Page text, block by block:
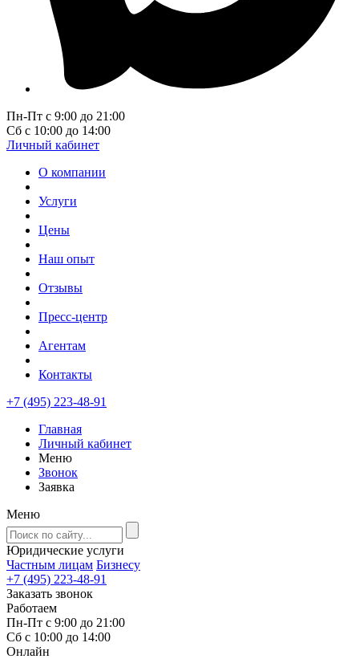
Пн-Пт с 9:00 до 21:00
Сб с 10:00 до 14:00
Личный кабинет
О компании
Услуги
Цены
Наш опыт
Отзывы
Пресс-центр
Агентам
Контакты
+7 (495) 223-48-91
Главная
Личный кабинет
Меню
Звонок
Заявка
Меню
Юридические услуги
Частным лицам Бизнесу
+7 (495) 223-48-91
Заказать звонок
Работаем
Пн-Пт с 9:00 до 21:00
Сб с 10:00 до 14:00
Онлайн